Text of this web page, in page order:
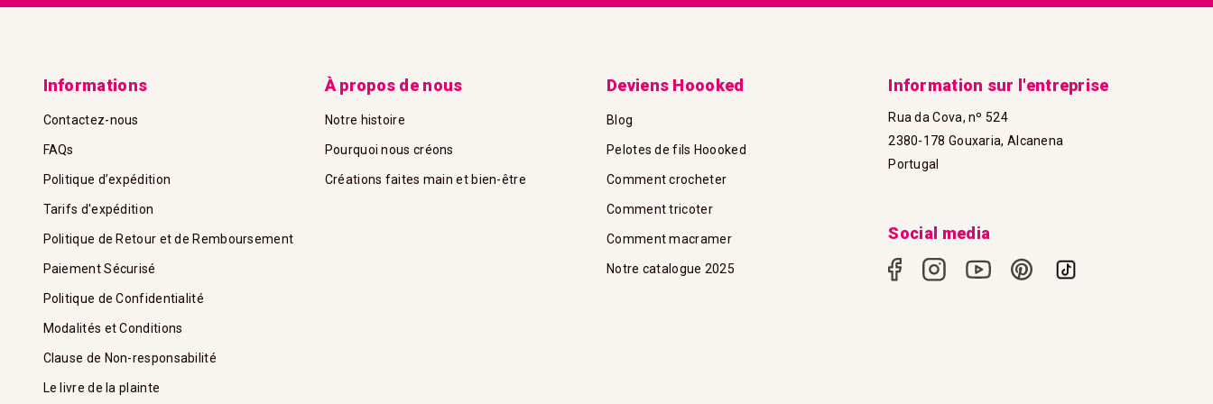
Informations
Contactez-nous
FAQs
Politique d’expédition
Tarifs d'expédition
Politique de Retour et de Remboursement
Paiement Sécurisé
Politique de Confidentialité
Modalités et Conditions
Clause de Non-responsabilité
Le livre de la plainte
À propos de nous
Notre histoire
Pourquoi nous créons
Créations faites main et bien-être
Deviens Hoooked
Blog
Pelotes de fils Hoooked
Comment crocheter
Comment tricoter
Comment macramer
Notre catalogue 2025
Information sur l'entreprise
Rua da Cova, nº 524
2380-178 Gouxaria, Alcanena
Portugal
Social media